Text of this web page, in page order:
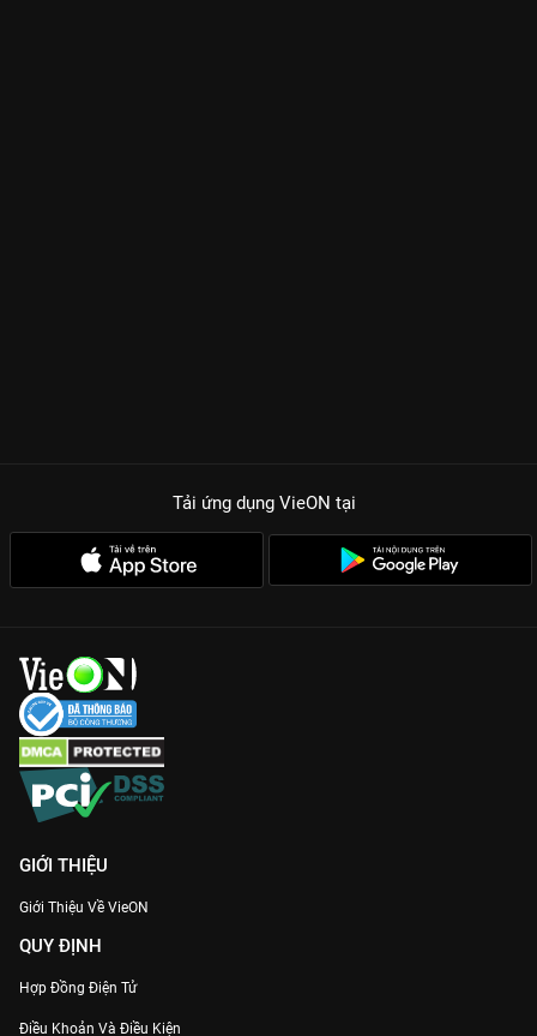
Tải ứng dụng VieON tại
GIỚI THIỆU
Giới Thiệu Về VieON
QUY ĐỊNH
Hợp Đồng Điện Tử
Điều Khoản Và Điều Kiện